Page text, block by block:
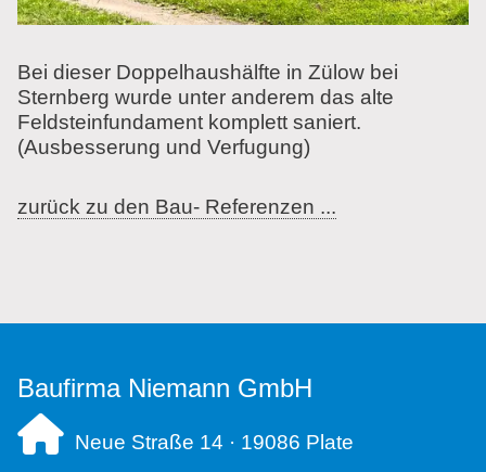
Bei dieser Doppelhaushälfte in Zülow bei
Sternberg wurde unter anderem das alte
Feldsteinfundament komplett saniert.
(Ausbesserung und Verfugung)
zurück zu den Bau- Referenzen ...
Baufirma Niemann GmbH
Neue Straße 14 · 19086 Plate